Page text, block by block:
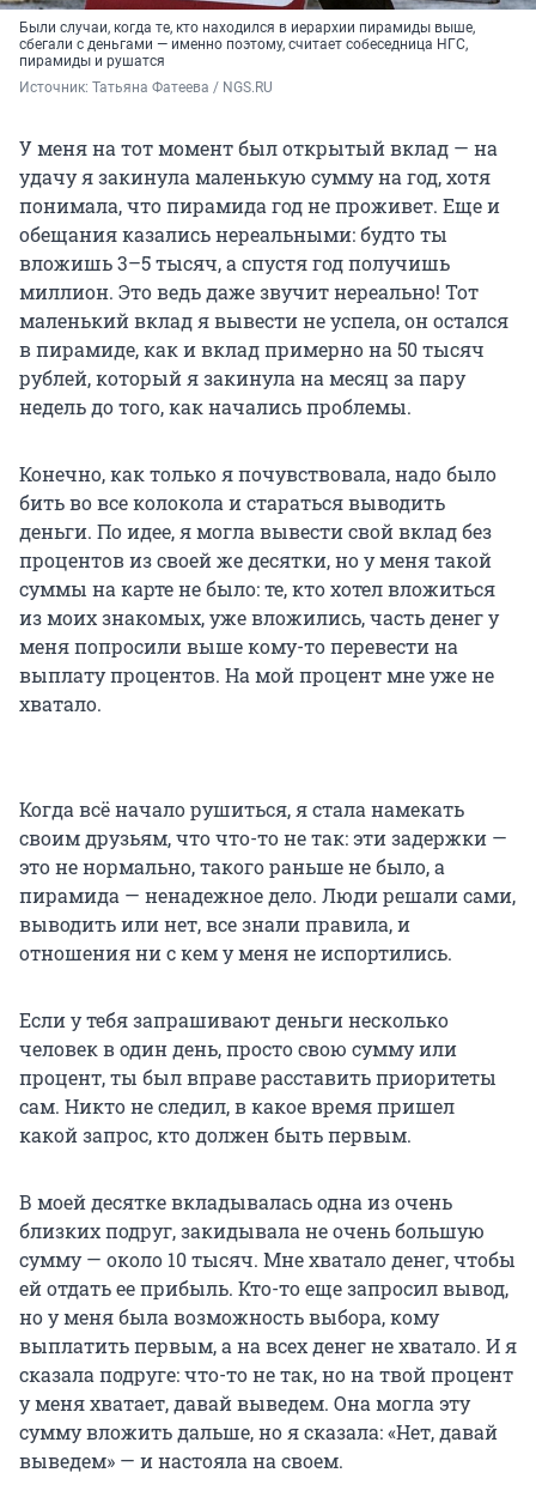
Были случаи, когда те, кто находился в иерархии пирамиды выше,
сбегали с деньгами — именно поэтому, считает собеседница НГС,
пирамиды и рушатся
Источник: Татьяна Фатеева / NGS.RU
У меня на тот момент был открытый вклад — на
удачу я закинула маленькую сумму на год, хотя
понимала, что пирамида год не проживет. Еще и
обещания казались нереальными: будто ты
вложишь 3–5 тысяч, а спустя год получишь
миллион. Это ведь даже звучит нереально! Тот
маленький вклад я вывести не успела, он остался
в пирамиде, как и вклад примерно на 50 тысяч
рублей, который я закинула на месяц за пару
недель до того, как начались проблемы.
Конечно, как только я почувствовала, надо было
бить во все колокола и стараться выводить
деньги. По идее, я могла вывести свой вклад без
процентов из своей же десятки, но у меня такой
суммы на карте не было: те, кто хотел вложиться
из моих знакомых, уже вложились, часть денег у
меня попросили выше кому-то перевести на
выплату процентов. На мой процент мне уже не
хватало.
Когда всё начало рушиться, я стала намекать
своим друзьям, что что-то не так: эти задержки —
это не нормально, такого раньше не было, а
пирамида — ненадежное дело. Люди решали сами,
выводить или нет, все знали правила, и
отношения ни с кем у меня не испортились.
Если у тебя запрашивают деньги несколько
человек в один день, просто свою сумму или
процент, ты был вправе расставить приоритеты
сам. Никто не следил, в какое время пришел
какой запрос, кто должен быть первым.
В моей десятке вкладывалась одна из очень
близких подруг, закидывала не очень большую
сумму — около 10 тысяч. Мне хватало денег, чтобы
ей отдать ее прибыль. Кто-то еще запросил вывод,
но у меня была возможность выбора, кому
выплатить первым, а на всех денег не хватало. И я
сказала подруге: что-то не так, но на твой процент
у меня хватает, давай выведем. Она могла эту
сумму вложить дальше, но я сказала: «Нет, давай
выведем» — и настояла на своем.